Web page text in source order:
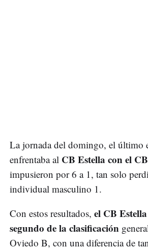
La jornada del domingo, el último
enfrentaba al CB Estella con el
impusieron por 6 a 1, tan solo
individual masculino 1.
Con estos resultados, el CB
segundo de la clasificación
Oviedo B, con una diferencia de